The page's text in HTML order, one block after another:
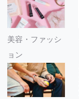
美容・ファッシ
ョン